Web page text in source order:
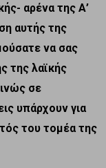
αρένα της Α’
αυτής της
να σας
της λαϊκής
σε
υπάρχουν για
του τομέα της